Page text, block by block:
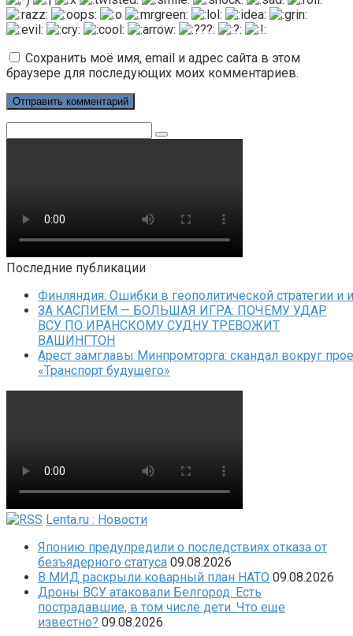
Сохранить моё имя, email и адрес сайта в этом
браузере для последующих моих комментариев.
Последние публикации
Финляндия: Ошибки в геополитической стратегии и
ЗА КАСПИЕМ — БОЛЬШАЯ ИГРА: ПОЧЕМУ УДАР
ВСУ ПО ИРАНСКОМУ СУДНУ ТРЕВОЖИТ
ВАШИНГТОН
Арест замглавы Минпромторга: скандал вокруг
«Транспорт будущего»
Lenta.ru : Новости
Японию предупредили о последствиях отказа от
безъядерного статуса 09.08.2026
В МИД раскрыли коварный план НАТО 09.08.2026
Дроны ВСУ атаковали Белгород. Есть
пострадавшие, в том числе дети. Что еще
известно? 09.08.2026